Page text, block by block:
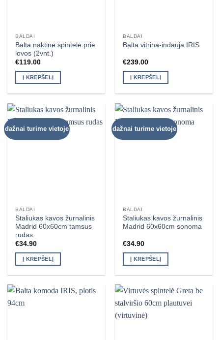
BALDAI
Balta naktinė spintelė prie
lovos (2vnt.)
€119.00
Į KREPŠELĮ
BALDAI
Balta vitrina-indauja IRIS
€239.00
Į KREPŠELĮ
dažnai turime vietoje
BALDAI
Staliukas kavos žurnalinis
Madrid 60x60cm tamsus
rudas
€34.90
Į KREPŠELĮ
dažnai turime vietoje
BALDAI
Staliukas kavos žurnalinis
Madrid 60x60cm sonoma
€34.90
Į KREPŠELĮ